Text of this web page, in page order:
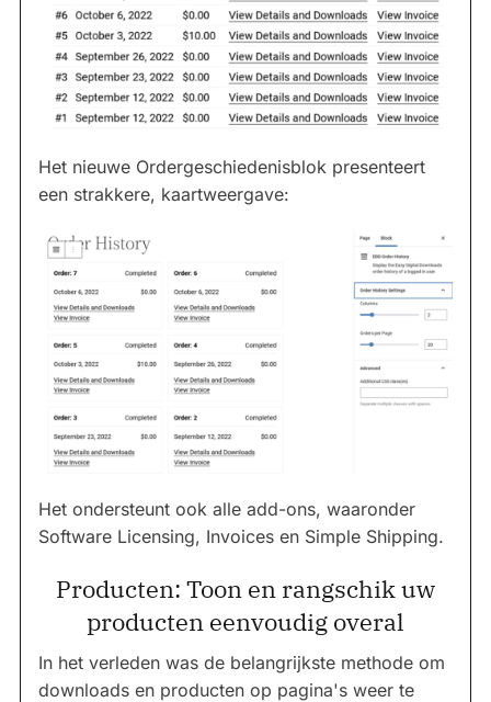
Het nieuwe Ordergeschiedenisblok presenteert
een strakkere, kaartweergave:
Het ondersteunt ook alle add-ons, waaronder
Software Licensing, Invoices en Simple Shipping.
Producten: Toon en rangschik uw
producten eenvoudig overal
In het verleden was de belangrijkste methode om
downloads en producten op pagina's weer te